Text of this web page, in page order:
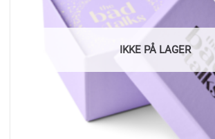
IKKE PÅ LAGER